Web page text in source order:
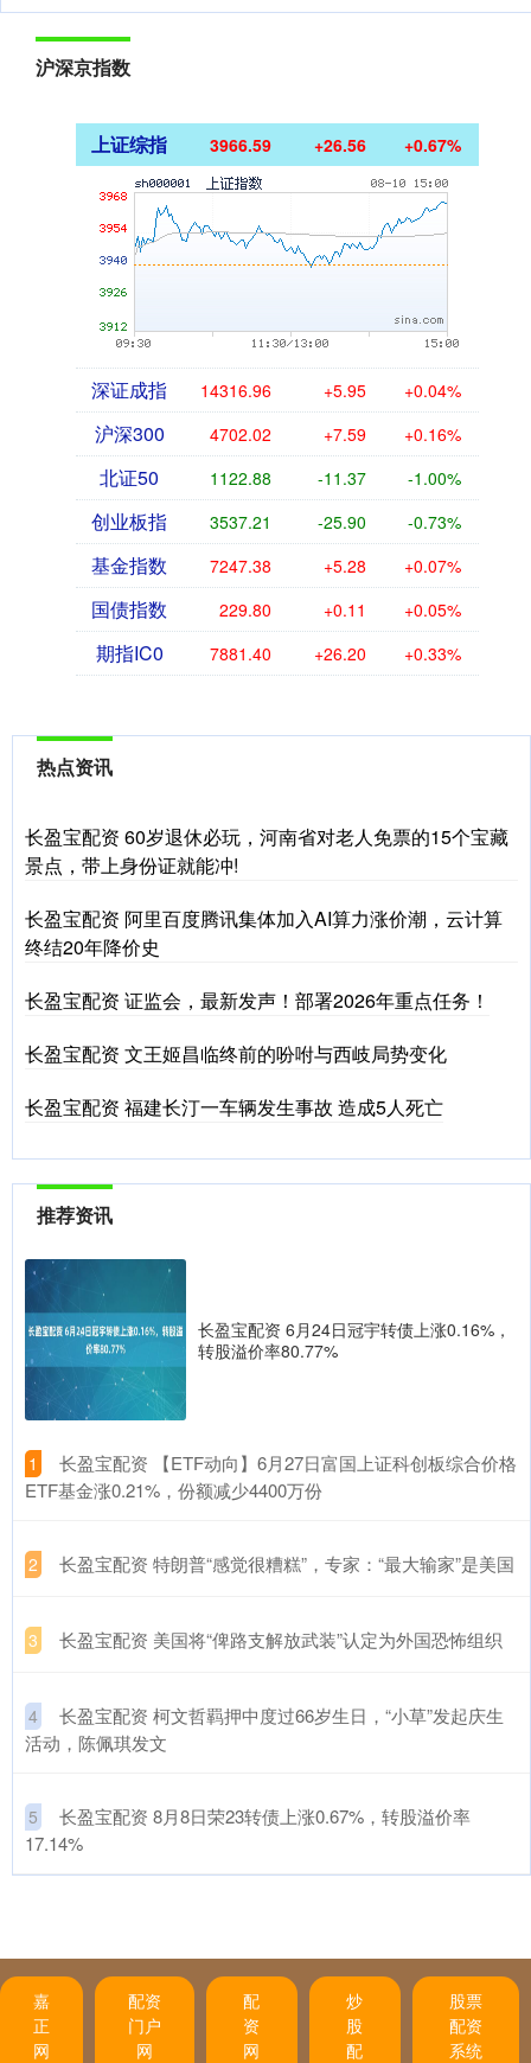
沪深京指数
上证综指 3966.59 +26.56 +0.67%
深证成指 14316.96 +5.95 +0.04%
沪深300 4702.02 +7.59 +0.16%
北证50 1122.88 -11.37 -1.00%
创业板指 3537.21 -25.90 -0.73%
基金指数 7247.38 +5.28 +0.07%
国债指数 229.80 +0.11 +0.05%
期指IC0 7881.40 +26.20 +0.33%
热点资讯
长盈宝配资 60岁退休必玩，河南省对老人免票的15个宝藏
景点，带上身份证就能冲!
长盈宝配资 阿里百度腾讯集体加入AI算力涨价潮，云计算
终结20年降价史
长盈宝配资 证监会，最新发声！部署2026年重点任务！
长盈宝配资 文王姬昌临终前的吩咐与西岐局势变化
长盈宝配资 福建长汀一车辆发生事故 造成5人死亡
推荐资讯
长盈宝配资 6月24日冠宇转债上涨0.16%，
转股溢价率80.77%
1
​长盈宝配资 【ETF动向】6月27日富国上证科创板综合价格
ETF基金涨0.21%，份额减少4400万份
2 ​长盈宝配资 特朗普“感觉很糟糕”，专家：“最大输家”是美国
3 ​长盈宝配资 美国将“俾路支解放武装”认定为外国恐怖组织
4
​长盈宝配资 柯文哲羁押中度过66岁生日，“小草”发起庆生
活动，陈佩琪发文
5
​长盈宝配资 8月8日荣23转债上涨0.67%，转股溢价率
17.14%
嘉
正
网
配资
门户
网
配
资
网
炒
股
配
股票
配资
系统